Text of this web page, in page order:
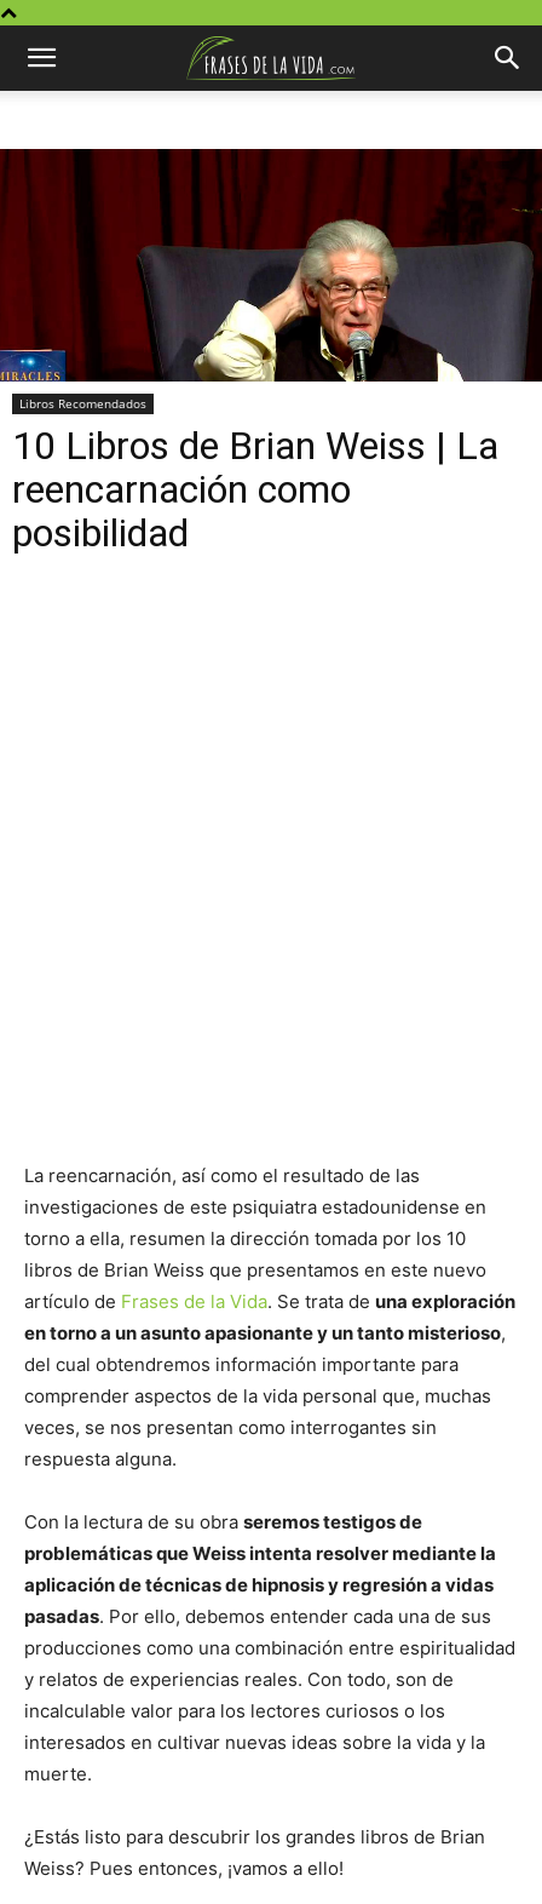
Libros Recomendados
10 Libros de Brian Weiss | La
reencarnación como
posibilidad
La reencarnación, así como el resultado de las
investigaciones de este psiquiatra estadounidense en
torno a ella, resumen la dirección tomada por los 10
libros de Brian Weiss que presentamos en este nuevo
artículo de Frases de la Vida. Se trata de una exploración
en torno a un asunto apasionante y un tanto misterioso,
del cual obtendremos información importante para
comprender aspectos de la vida personal que, muchas
veces, se nos presentan como interrogantes sin
respuesta alguna.
Con la lectura de su obra seremos testigos de
problemáticas que Weiss intenta resolver mediante la
aplicación de técnicas de hipnosis y regresión a vidas
pasadas. Por ello, debemos entender cada una de sus
producciones como una combinación entre espiritualidad
y relatos de experiencias reales. Con todo, son de
incalculable valor para los lectores curiosos o los
interesados en cultivar nuevas ideas sobre la vida y la
muerte.
¿Estás listo para descubrir los grandes libros de Brian
Weiss? Pues entonces, ¡vamos a ello!